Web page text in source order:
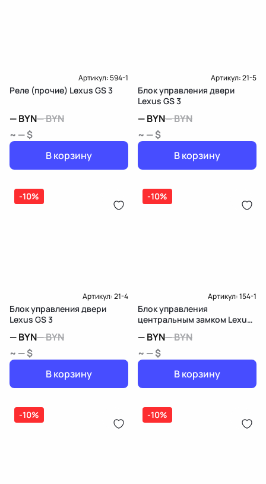
Артикул:594-1
Реле (прочие) Lexus GS 3
—BYN—BYN
~ — $
В корзину
Артикул:21-5
Блок управления двери
Lexus GS 3
—BYN—BYN
~ — $
В корзину
-10%
Артикул:21-4
Блок управления двери
Lexus GS 3
—BYN—BYN
~ — $
В корзину
-10%
Артикул:154-1
Блок управления
центральным замком Lexus
—BYN—BYN
~ — $
В корзину
-10% -10%